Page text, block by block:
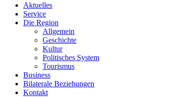
Aktuelles
Service
Die Region
Allgemein
Geschichte
Kultur
Politisches System
Tourismus
Business
Bilaterale Beziehungen
Kontakt